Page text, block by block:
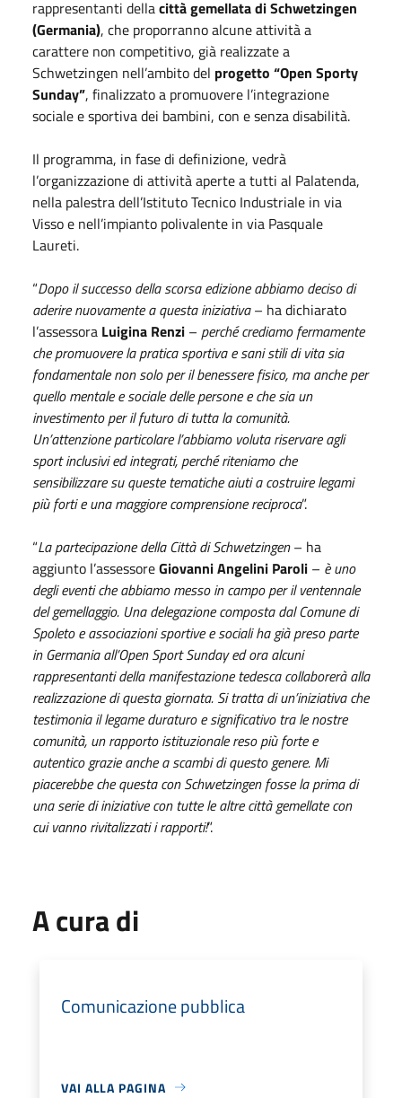
rappresentanti dellacittà gemellata di Schwetzingen
(Germania), che proporranno alcune attività a
carattere non competitivo, già realizzate a
Schwetzingen nell’ambito del progetto “Open Sporty
Sunday”, finalizzato a promuovere l’integrazione
sociale e sportiva dei bambini, con e senza disabilità.
Il programma, in fase di definizione, vedrà
l’organizzazione di attività aperte a tutti al Palatenda,
nella palestra dell’Istituto Tecnico Industriale in via
Visso e nell’impianto polivalente in via Pasquale
Laureti.
“Dopo il successo della scorsa edizione abbiamo deciso di
aderire nuovamente a questa iniziativa– ha dichiarato
l’assessora Luigina Renzi – perché crediamo fermamente
che promuovere la pratica sportiva e sani stili di vita sia
fondamentale non solo per il benessere fisico, ma anche per
quello mentale e sociale delle persone e che sia un
investimento per il futuro di tutta la comunità.
Un’attenzione particolare l’abbiamo voluta riservare agli
sport inclusivi ed integrati, perché riteniamo che
sensibilizzare su queste tematiche aiuti a costruire legami
più forti e una maggiore comprensione reciproca”.
“La partecipazione della Città di Schwetzingen– ha
aggiunto l’assessoreGiovanni Angelini Paroli – è uno
degli eventi che abbiamo messo in campo per il ventennale
del gemellaggio. Una delegazione composta dal Comune di
Spoleto e associazioni sportive e sociali ha già preso parte
in Germania all’Open Sport Sunday ed ora alcuni
rappresentanti della manifestazione tedesca collaborerà alla
realizzazione di questa giornata. Si tratta di un’iniziativa che
testimonia il legame duraturo e significativo tra le nostre
comunità, un rapporto istituzionale reso più forte e
autentico grazie anche a scambi di questo genere. Mi
piacerebbe che questa con Schwetzingen fosse la prima di
una serie di iniziative con tutte le altre città gemellate con
cui vanno rivitalizzati i rapporti!”.
A cura di
Comunicazione pubblica
VAI ALLA PAGINA